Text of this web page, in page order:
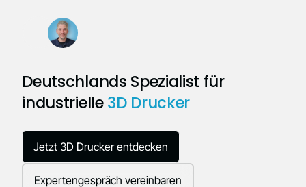
Deutschlands Spezialist für
industrielle3D Drucker
Jetzt 3D Drucker entdecken
Expertengespräch vereinbaren